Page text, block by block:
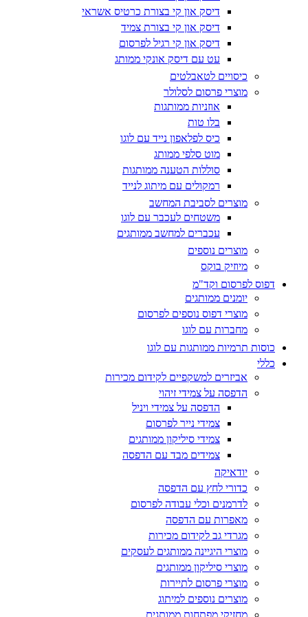
דיסק און קי בצורת כרטיס אשראי
דיסק און קי בצורת צמיד
דיסק און קי רגיל לפרסום
עט עם דיסק אונקי ממותג
כיסויים לטאבלטים
מוצרי פרסום לסלולר
אוזניות ממותגות
בלו טות
כיס לפלאפון נייד עם לוגו
מוט סלפי ממותג
סוללות הטענה ממותגות
רמקולים עם מיתוג לנייד
מוצרים לסביבת המחשב
משטחים לעכבר עם לוגו
עכברים למחשב ממותגים
מוצרים נוספים
מיוזיק בוקס
דפוס לפרסום וקד"מ
יומנים ממותגים
מוצרי דפוס נוספים לפרסום
מחברות עם לוגו
כוסות תרמיות ממותגות עם לוגו
כללי
אביזרים למשקפיים לקידום מכירות
הדפסה על צמידי זיהוי
הדפסה על צמידי ויניל
צמידי נייר לפרסום
צמידי סיליקון ממותגים
צמידים מבד עם הדפסה
יודאיקה
כדורי לחץ עם הדפסה
לדרמנים וכלי עבודה לפרסום
מאפרות עם הדפסה
מגרדי גב לקידום מכירות
מוצרי היגיינה ממותגים לעסקים
מוצרי סיליקון ממותגים
מוצרי פרסום לתיירות
מוצרים נוספים למיתוג